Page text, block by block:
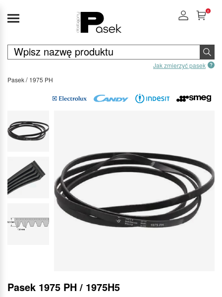
Jak zmierzyć pasek
0
Pasek 1975 PH
Pasek 1975 PH / 1975H5